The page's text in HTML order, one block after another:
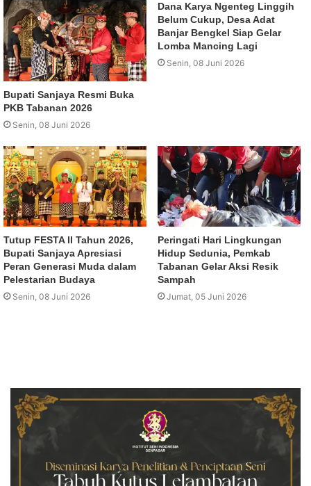
Bupati Sanjaya Resmi Buka
PKB Tabanan 2026
Senin, 08 Juni 2026
Dana Karya Ngenteg Linggih
Belum Cukup, Desa Adat
Banjar Bengkel Siap Gelar
Lomba Mancing Lagi
Senin, 08 Juni 2026
Tutup FESTA II Tahun 2026,
Bupati Sanjaya Apresiasi
Peran Generasi Muda dalam
Pelestarian Budaya
Senin, 08 Juni 2026
Peringati Hari Lingkungan
Hidup Sedunia, Pemkab
Tabanan Gelar Aksi Resik
Sampah
Jumat, 05 Juni 2026